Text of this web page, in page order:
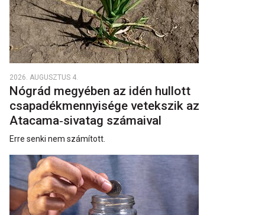
2026. AUGUSZTUS 4.
Nógrád megyében az idén hullott
csapadékmennyisége vetekszik az
Atacama‑sivatag számaival
Erre senki nem számított.